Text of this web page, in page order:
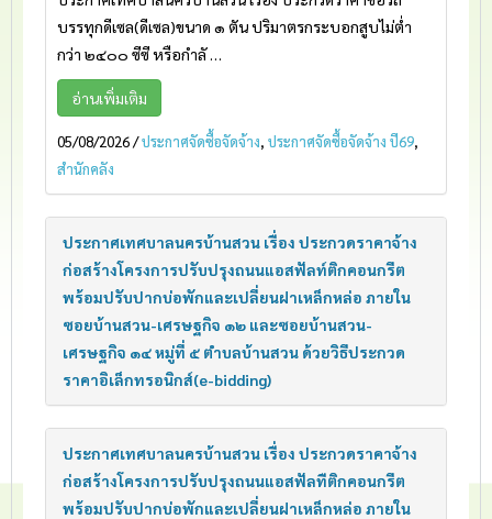
บรรทุกดีเซล(ดีเซล)ขนาด ๑ ตัน ปริมาตรกระบอกสูบไม่ต่ำ
กว่า ๒๔๐๐ ซีซี หรือกำลั …
อ่านเพิ่มเติม
05/08/2026/ประกาศจัดซื้อจัดจ้าง, ประกาศจัดซื้อจัดจ้าง ปี69,
สำนักคลัง
ประกาศเทศบาลนครบ้านสวน เรื่อง ประกวดราคาจ้าง
ก่อสร้างโครงการปรับปรุงถนนแอสฟัลท์ติกคอนกรีต
พร้อมปรับปากบ่อพักและเปลี่ยนฝาเหล็กหล่อ ภายใน
ซอยบ้านสวน-เศรษฐกิจ ๑๒ และซอยบ้านสวน-
เศรษฐกิจ ๑๔ หมู่ที่ ๕ ตำบลบ้านสวน ด้วยวิธีประกวด
ราคาอิเล็กทรอนิกส์(e-bidding)
ประกาศเทศบาลนครบ้านสวน เรื่อง ประกวดราคาจ้าง
ก่อสร้างโครงการปรับปรุงถนนแอสฟัลทืติกคอนกรีต
พร้อมปรับปากบ่อพักและเปลี่ยนฝาเหล็กหล่อ ภายใน